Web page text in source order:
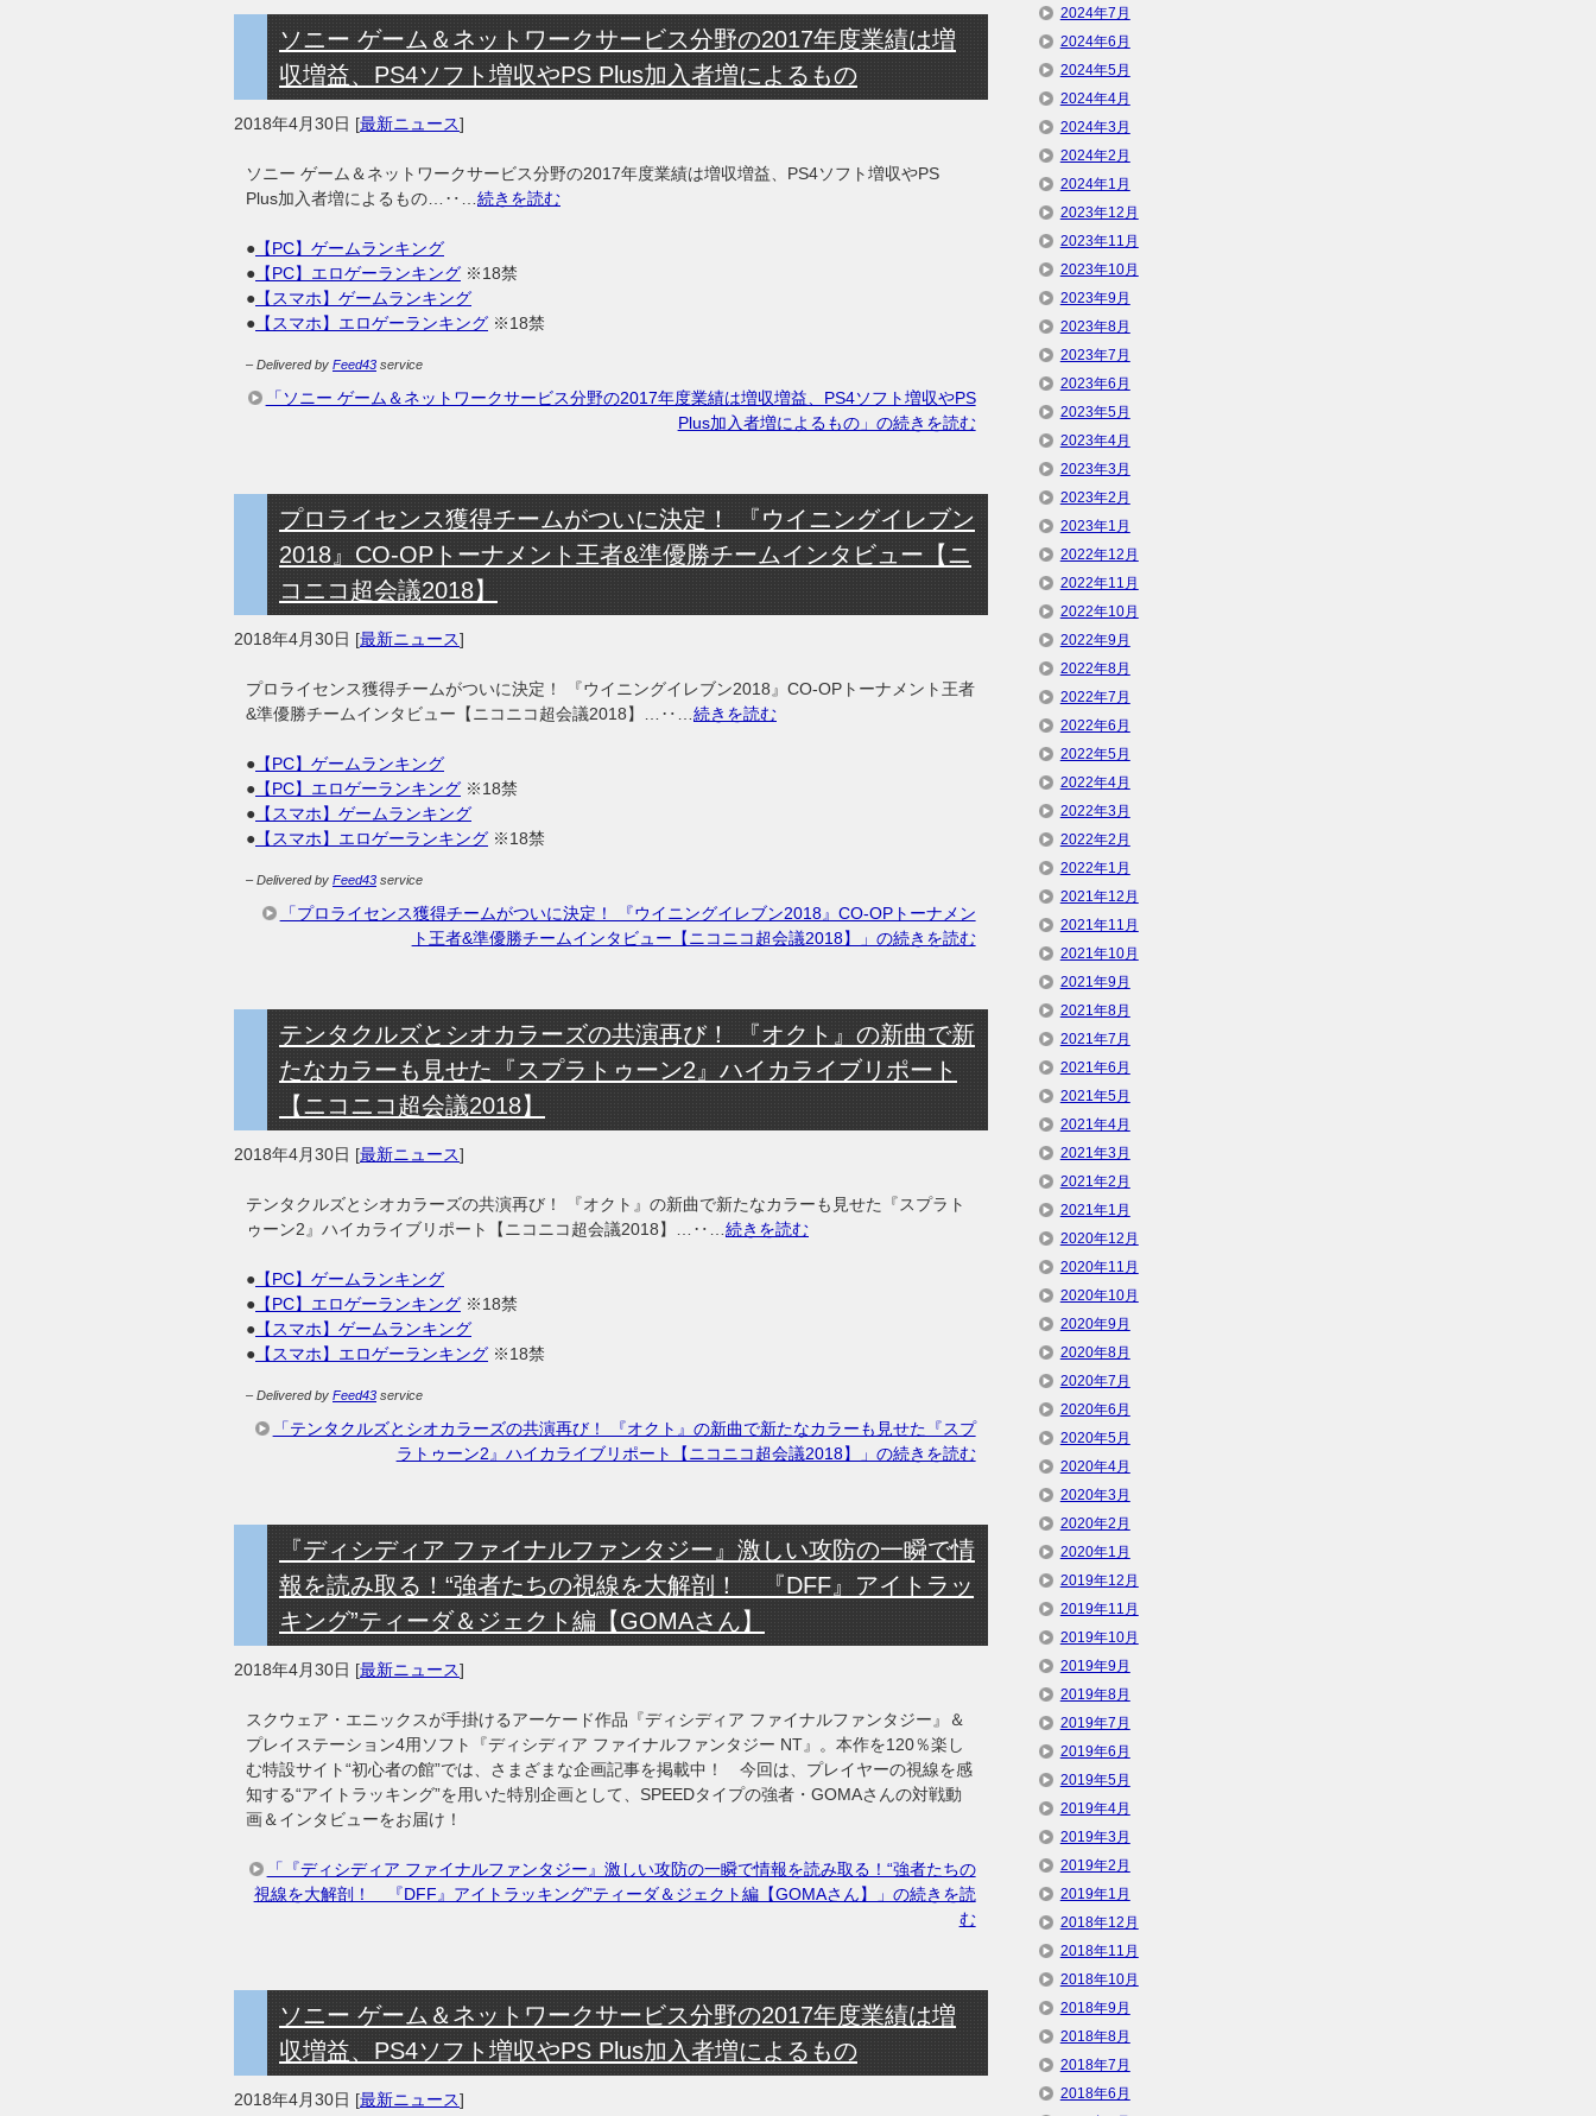
ソニー ゲーム＆ネットワークサービス分野の2017年度業績は増
収増益、PS4ソフト増収やPS Plus加入者増によるもの
2018年4月30日 [最新ニュース]
ソニー ゲーム＆ネットワークサービス分野の2017年度業績は増収増益、PS4ソフト増収やPS
Plus加入者増によるもの…‥… 続きを読む
● 【PC】ゲームランキング
● 【PC】エロゲーランキング ※18禁
● 【スマホ】ゲームランキング
● 【スマホ】エロゲーランキング ※18禁
– Delivered by Feed43 service
「ソニー ゲーム＆ネットワークサービス分野の2017年度業績は増収増益、PS4ソフト増収やPS
Plus加入者増によるもの」の続きを読む
プロライセンス獲得チームがついに決定！ 『ウイニングイレブン
2018』CO-OPトーナメント王者&準優勝チームインタビュー【ニ
コニコ超会議2018】
2018年4月30日 [最新ニュース]
プロライセンス獲得チームがついに決定！ 『ウイニングイレブン2018』CO-OPトーナメント王者
&準優勝チームインタビュー【ニコニコ超会議2018】…‥… 続きを読む
● 【PC】ゲームランキング
● 【PC】エロゲーランキング ※18禁
● 【スマホ】ゲームランキング
● 【スマホ】エロゲーランキング ※18禁
– Delivered by Feed43 service
「プロライセンス獲得チームがついに決定！ 『ウイニングイレブン2018』CO-OPトーナメン
ト王者&準優勝チームインタビュー【ニコニコ超会議2018】」の続きを読む
テンタクルズとシオカラーズの共演再び！ 『オクト』の新曲で新
たなカラーも見せた『スプラトゥーン2』ハイカライブリポート
【ニコニコ超会議2018】
2018年4月30日 [最新ニュース]
テンタクルズとシオカラーズの共演再び！ 『オクト』の新曲で新たなカラーも見せた『スプラト
ゥーン2』ハイカライブリポート【ニコニコ超会議2018】…‥… 続きを読む
● 【PC】ゲームランキング
● 【PC】エロゲーランキング ※18禁
● 【スマホ】ゲームランキング
● 【スマホ】エロゲーランキング ※18禁
– Delivered by Feed43 service
「テンタクルズとシオカラーズの共演再び！ 『オクト』の新曲で新たなカラーも見せた『スプ
ラトゥーン2』ハイカライブリポート【ニコニコ超会議2018】」の続きを読む
『ディシディア ファイナルファンタジー』激しい攻防の一瞬で情
報を読み取る！“強者たちの視線を大解剖！ 『DFF』アイトラッ
キング”ティーダ＆ジェクト編【GOMAさん】
2018年4月30日 [最新ニュース]
スクウェア・エニックスが手掛けるアーケード作品『ディシディア ファイナルファンタジー』＆
プレイステーション4用ソフト『ディシディア ファイナルファンタジー NT』。本作を120％楽し
む特設サイト“初心者の館”では、さまざまな企画記事を掲載中！ 今回は、プレイヤーの視線を感
知する“アイトラッキング”を用いた特別企画として、SPEEDタイプの強者・GOMAさんの対戦動
画＆インタビューをお届け！
「『ディシディア ファイナルファンタジー』激しい攻防の一瞬で情報を読み取る！“強者たちの
視線を大解剖！ 『DFF』アイトラッキング”ティーダ＆ジェクト編【GOMAさん】」の続きを読
む
ソニー ゲーム＆ネットワークサービス分野の2017年度業績は増
収増益、PS4ソフト増収やPS Plus加入者増によるもの
2018年4月30日 [最新ニュース]
2024年7月
2024年6月
2024年5月
2024年4月
2024年3月
2024年2月
2024年1月
2023年12月
2023年11月
2023年10月
2023年9月
2023年8月
2023年7月
2023年6月
2023年5月
2023年4月
2023年3月
2023年2月
2023年1月
2022年12月
2022年11月
2022年10月
2022年9月
2022年8月
2022年7月
2022年6月
2022年5月
2022年4月
2022年3月
2022年2月
2022年1月
2021年12月
2021年11月
2021年10月
2021年9月
2021年8月
2021年7月
2021年6月
2021年5月
2021年4月
2021年3月
2021年2月
2021年1月
2020年12月
2020年11月
2020年10月
2020年9月
2020年8月
2020年7月
2020年6月
2020年5月
2020年4月
2020年3月
2020年2月
2020年1月
2019年12月
2019年11月
2019年10月
2019年9月
2019年8月
2019年7月
2019年6月
2019年5月
2019年4月
2019年3月
2019年2月
2019年1月
2018年12月
2018年11月
2018年10月
2018年9月
2018年8月
2018年7月
2018年6月